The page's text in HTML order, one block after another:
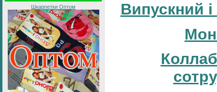
Шкарпетки Оптом
Випускний